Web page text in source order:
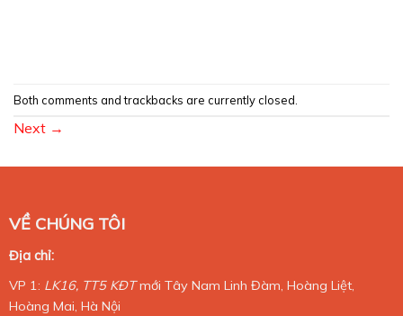
Both comments and trackbacks are currently closed.
Next →
VỀ CHÚNG TÔI
Địa chỉ:
VP 1: LK16, TT5 KĐTmới Tây Nam Linh Đàm, Hoàng Liệt,
Hoàng Mai, Hà Nội